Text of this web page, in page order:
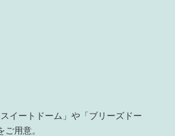
イートドーム」や「ブリーズドー
用意。